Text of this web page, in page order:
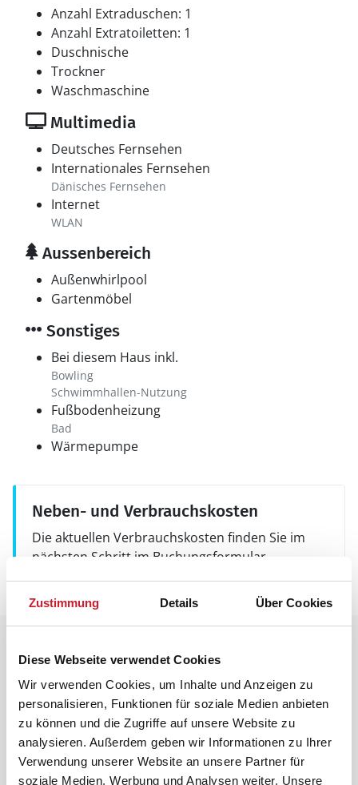
Zustimmung Details Über Cookies
Diese Webseite verwendet Cookies
Wir verwenden Cookies, um Inhalte und Anzeigen zu
personalisieren, Funktionen für soziale Medien anbieten
zu können und die Zugriffe auf unsere Website zu
analysieren. Außerdem geben wir Informationen zu Ihrer
Verwendung unserer Website an unsere Partner für
soziale Medien, Werbung und Analysen weiter. Unsere
Anzahl Extraduschen: 1
Anzahl Extratoiletten: 1
Duschnische
Trockner
Waschmaschine
Multimedia
Deutsches Fernsehen
Internationales Fernsehen
Dänisches Fernsehen
Internet
WLAN
Aussenbereich
Außenwhirlpool
Gartenmöbel
Sonstiges
Bei diesem Haus inkl.
Bowling
Schwimmhallen-Nutzung
Fußbodenheizung
Bad
Wärmepumpe
Neben- und Verbrauchskosten
Die aktuellen Verbrauchskosten finden Sie im
nächsten Schritt im Buchungsformular.